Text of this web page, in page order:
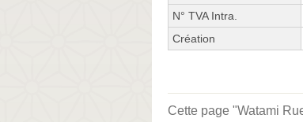
N° TVA Intra.
Création
Cette page "Watami